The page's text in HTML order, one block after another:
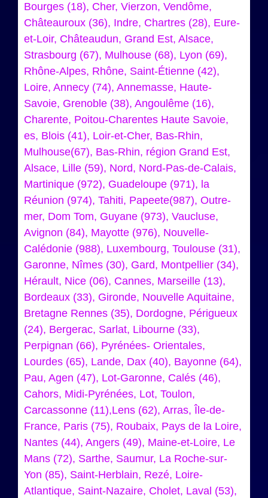
Bourges (18), Cher, Vierzon, Vendôme,
Châteauroux (36), Indre, Chartres (28), Eure-
et-Loir, Châteaudun, Grand Est, Alsace,
Strasbourg (67), Mulhouse (68), Lyon (69),
Rhône-Alpes, Rhône, Saint-Étienne (42),
Loire, Annecy (74), Annemasse, Haute-
Savoie, Grenoble (38), Angoulême (16),
Charente, Poitou-Charentes Haute Savoie,
es, Blois (41), Loir-et-Cher, Bas-Rhin,
Mulhouse(67), Bas-Rhin, région Grand Est,
Alsace, Lille (59), Nord, Nord-Pas-de-Calais,
Martinique (972), Guadeloupe (971), la
Réunion (974), Tahiti, Papeete(987), Outre-
mer, Dom Tom, Guyane (973), Vaucluse,
Avignon (84), Mayotte (976), Nouvelle-
Calédonie (988), Luxembourg, Toulouse (31),
Garonne, Nîmes (30), Gard, Montpellier (34),
Hérault, Nice (06), Cannes, Marseille (13),
Bordeaux (33), Gironde, Nouvelle Aquitaine,
Bretagne Rennes (35), Dordogne, Périgueux
(24), Bergerac, Sarlat, Libourne (33),
Perpignan (66), Pyrénées- Orientales,
Lourdes (65), Lande, Dax (40), Bayonne (64),
Pau, Agen (47), Lot-Garonne, Calés (46),
Cahors, Midi-Pyrénées, Lot, Toulon,
Carcassonne (11),Lens (62), Arras, Île-de-
France, Paris (75), Roubaix, Pays de la Loire,
Nantes (44), Angers (49), Maine-et-Loire, Le
Mans (72), Sarthe, Saumur, La Roche-sur-
Yon (85), Saint-Herblain, Rezé, Loire-
Atlantique, Saint-Nazaire, Cholet, Laval (53),